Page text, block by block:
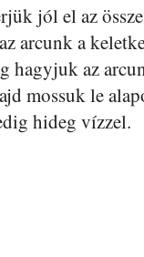
jól el az
arcunk a
hagyjuk az
mossuk le
hideg vízzel.